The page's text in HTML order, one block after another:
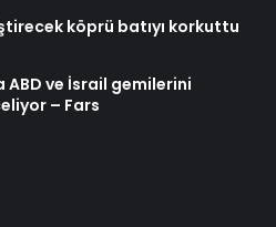
köprü batıyı korkuttu
ABD ve İsrail gemilerini
– Fars